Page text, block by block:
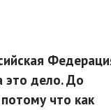
это дело. До
что как